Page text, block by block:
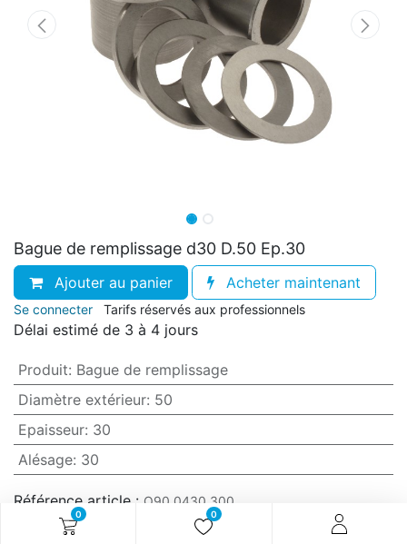
0 0
Bague de remplissage d30 D.50 Ep.30
Ajouter au panier Acheter maintenant
Se connecter Tarifs réservés aux professionnels
Délai estimé de 3 à 4 jours
Produit: Bague de remplissage
Diamètre extérieur: 50
Epaisseur: 30
Alésage: 30
Référence article : O90.0430.300